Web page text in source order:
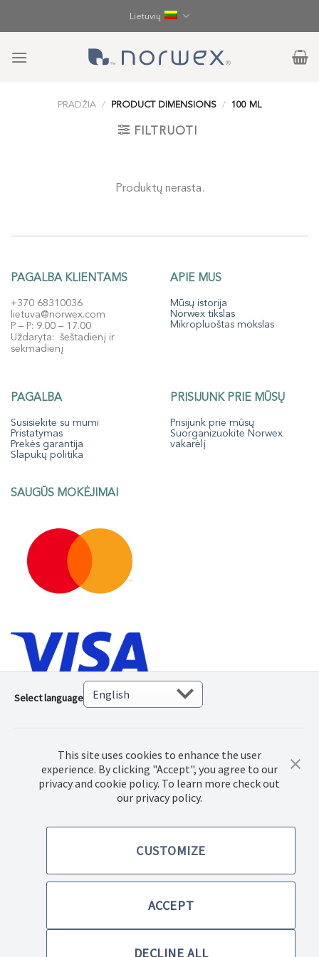
Lietuvių
PRADŽIA / PRODUCT DIMENSIONS / 100 ML
FILTRUOTI
Produktų nerasta.
PAGALBA KLIENTAMS
+370 68310036
lietuva@norwex.com
P – P: 9.00 – 17.00
Uždaryta: šeštadienį ir
sekmadienį
APIE MUS
Mūsų istorija
Norwex tikslas
Mikropluoštas mokslas
PAGALBA
Susisiekite su mumi
Pristatymas
Prekės garantija
Slapukų politika
PRISIJUNK PRIE MŪSŲ
Prisijunk prie mūsų
Suorganizuokite Norwex
vakarėlį
SAUGŪS MOKĖJIMAI
© 2022 Norwex Baltic SIA, Visos teisės saugomos
Select language
This site uses cookies to enhance the user
experience. By clicking "Accept", you agree to our
privacy and cookie policy. To learn more check out
our privacy policy.
CUSTOMIZE
ACCEPT
DECLINE ALL